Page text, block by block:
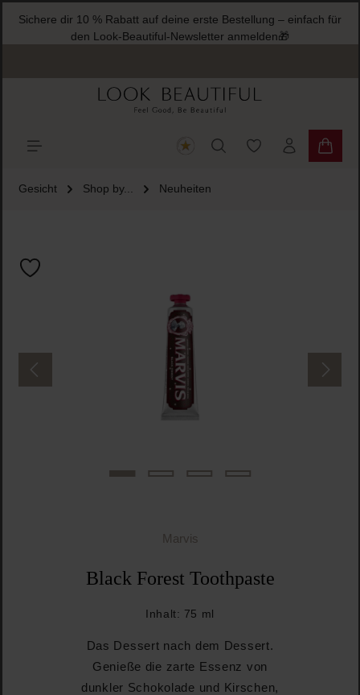
springen
Sichere dir 10 % Rabatt auf deine erste Bestellung – einfach für
den Look-Beautiful-Newsletter anmelden🎁
Du hast 0
Gesicht Shop by... Neuheiten
Marvis
Black Forest Toothpaste
Inhalt: 75 ml
Das Dessert nach dem Dessert.
Genieße die zarte Essenz von
dunkler Schokolade und Kirschen,